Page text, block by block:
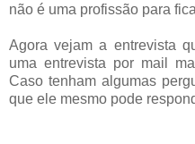
não é uma profissão para
Agora vejam a entrevista
uma entrevista por mail
Caso tenham algumas
que ele mesmo pode